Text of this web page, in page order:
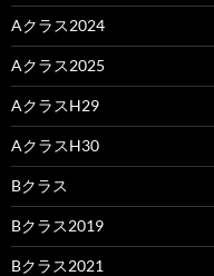
Aクラス2024
Aクラス2025
AクラスH29
AクラスH30
Bクラス
Bクラス2019
Bクラス2021